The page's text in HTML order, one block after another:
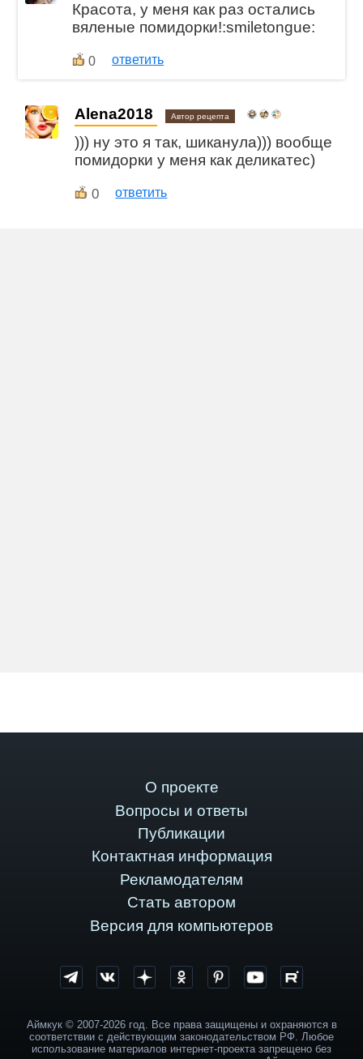
Красота, у меня как раз остались
вяленые помидорки!:smiletongue:
0 ответить
Alena2018 Автор рецепта
))) ну это я так, шиканула))) вообще
помидорки у меня как деликатес)
0 ответить
О проекте
Вопросы и ответы
Публикации
Контактная информация
Рекламодателям
Стать автором
Версия для компьютеров
Аймкук © 2007-2026 год. Все права защищены и охраняются в
соответствии с действующим законодательством РФ. Любое
использование материалов интернет-проекта запрещено без